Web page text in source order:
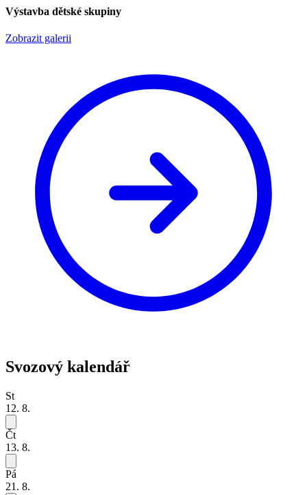
Výstavba dětské skupiny
Zobrazit galerii
Svozový kalendář
St
12. 8.
Čt
13. 8.
Pá
21. 8.